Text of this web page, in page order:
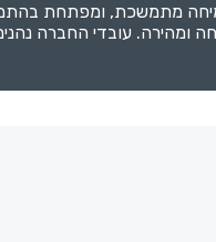
50 שנות ניסיון בתחום. החברה נהנית
עובדי החברה